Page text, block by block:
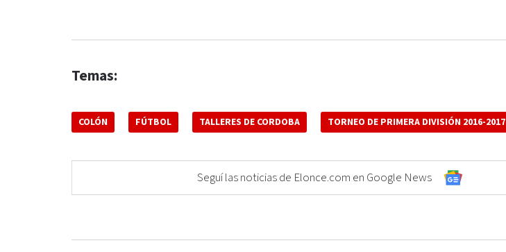
Temas:
COLÓN FÚTBOL TALLERES DE CORDOBA TORNEO DE PRIMERA DIVISIÓN 2016-2017
Seguí las noticias de Elonce.com en Google News